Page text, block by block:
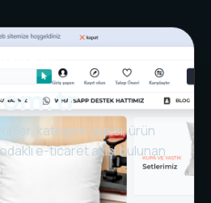
kategori yapısı, ürün
e-ticaret akışı bulunan